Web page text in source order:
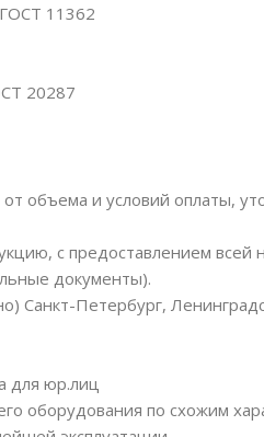
11362
20287
объема и условий оплаты,
с предоставлением
документы).
Санкт-Петербург,
для юр.лиц
оборудования по схожим